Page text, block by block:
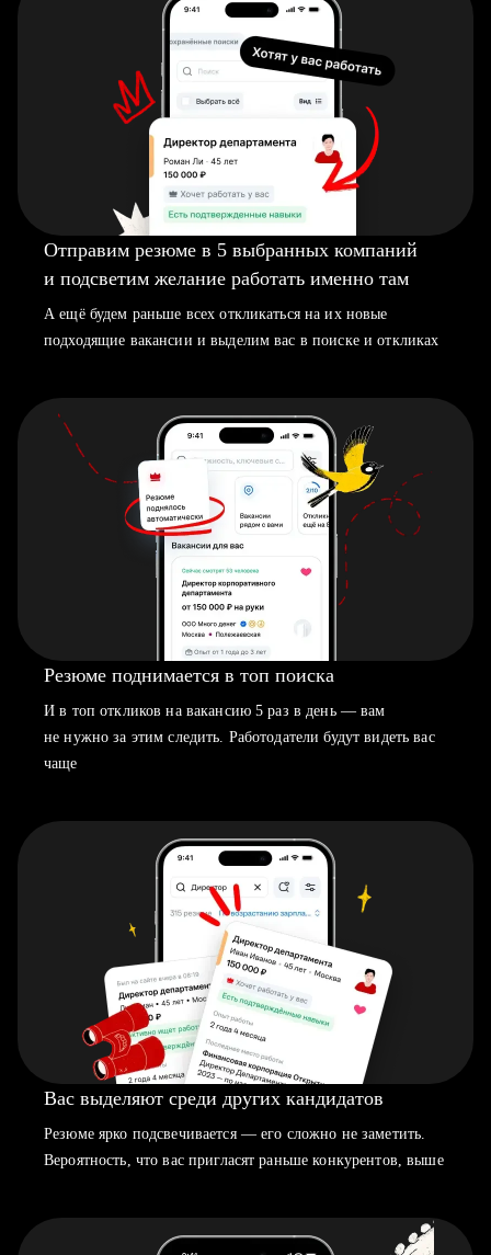
Отправим резюме в 5 выбранных компаний
и подсветим желание работать именно там
А ещё будем раньше всех откликаться на их новые
подходящие вакансии и выделим вас в поиске и откликах
Резюме поднимается в топ поиска
И в топ откликов на вакансию 5 раз в день — вам
не нужно за этим следить. Работодатели будут видеть вас
чаще
Вас выделяют среди других кандидатов
Резюме ярко подсвечивается — его сложно не заметить.
Вероятность, что вас пригласят раньше конкурентов, выше